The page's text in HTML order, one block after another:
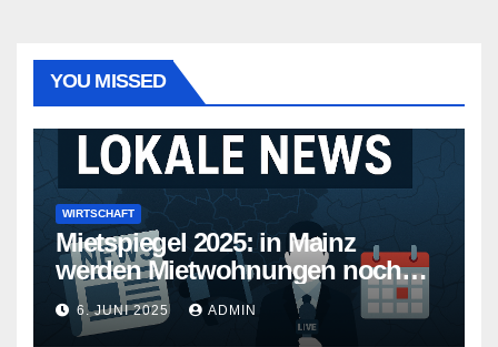
YOU MISSED
WIRTSCHAFT
Mietspiegel 2025: in Mainz
werden Mietwohnungen noch
teurer
6. JUNI 2025 ADMIN